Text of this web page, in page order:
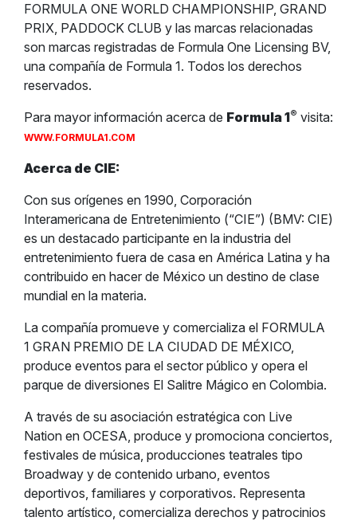
FORMULA ONE WORLD CHAMPIONSHIP, GRAND
PRIX, PADDOCK CLUB y las marcas relacionadas
son marcas registradas de Formula One Licensing BV,
una compañía de Formula 1. Todos los derechos
reservados.
Para mayor información acerca de Formula 1® visita:
WWW.FORMULA1.COM
Acerca de CIE:
Con sus orígenes en 1990, Corporación
Interamericana de Entretenimiento (“CIE”) (BMV: CIE)
es un destacado participante en la industria del
entretenimiento fuera de casa en América Latina y ha
contribuido en hacer de México un destino de clase
mundial en la materia.
La compañía promueve y comercializa el FORMULA
1 GRAN PREMIO DE LA CIUDAD DE MÉXICO,
produce eventos para el sector público y opera el
parque de diversiones El Salitre Mágico en Colombia.
A través de su asociación estratégica con Live
Nation en OCESA, produce y promociona conciertos,
festivales de música, producciones teatrales tipo
Broadway y de contenido urbano, eventos
deportivos, familiares y corporativos. Representa
talento artístico, comercializa derechos y patrocinios